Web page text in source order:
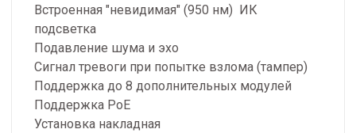
Встроенная "невидимая" (950 нм) ИК
подсветка
Подавление шума и эхо
Сигнал тревоги при попытке взлома (тампер)
Поддержка до 8 дополнительных модулей
Поддержка PoE
Установка накладная